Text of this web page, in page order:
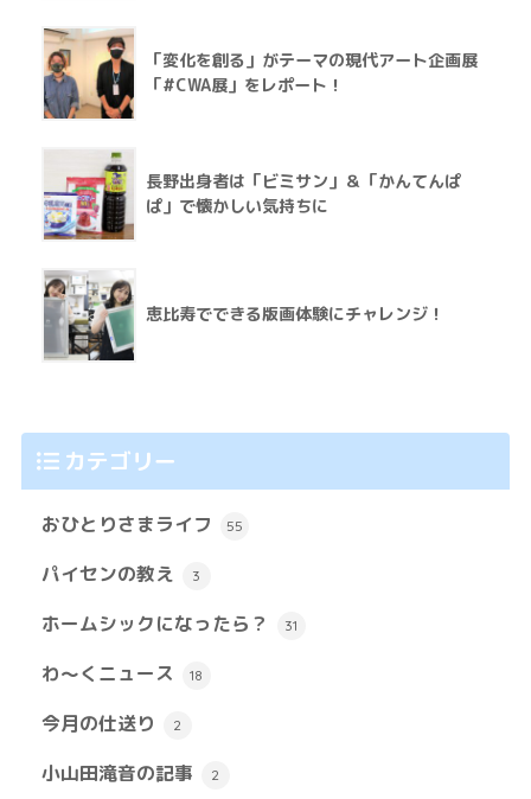
「変化を創る」がテーマの現代アート企画展
「#CWA展」をレポート！
長野出身者は「ビミサン」＆「かんてんぱ
ぱ」で懐かしい気持ちに
恵比寿でできる版画体験にチャレンジ！
カテゴリー
おひとりさまライフ 55
パイセンの教え 3
ホームシックになったら？ 31
わ～くニュース 18
今月の仕送り 2
小山田滝音の記事 2